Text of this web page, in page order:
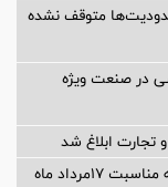
متوقف نشده
در صنعت ویژه
تجارت ابلاغ شد
پیام تبریک مدیر عامل منطقه ویژه رفسنجان؛ به مناسبت ۱۷مرداد ماه